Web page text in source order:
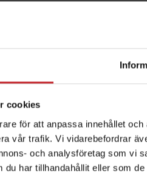
cookies
för att anpassa innehållet
vår trafik. Vi vidarebefordrar
och analysföretag som vi
du har tillhandahållit eller som
spets